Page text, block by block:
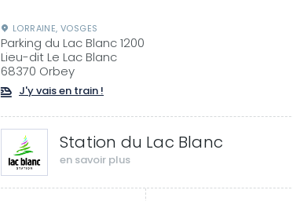
LORRAINE, VOSGES
Parking du Lac Blanc 1200
Lieu-dit Le Lac Blanc
68370 Orbey
J'y vais en train !
Station du Lac Blanc
en savoir plus